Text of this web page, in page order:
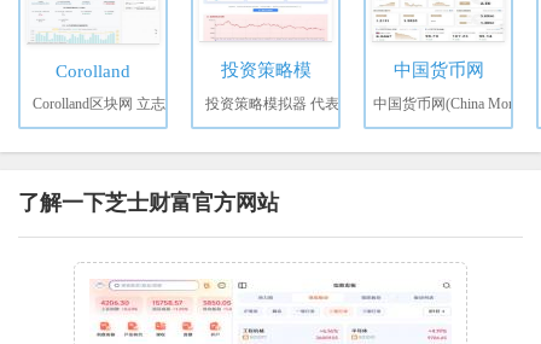
Corolland
Corolland区块网 立志
投资策略模
投资策略模拟器 代表
中国货币网
中国货币网(China Mon
了解一下芝士财富官方网站